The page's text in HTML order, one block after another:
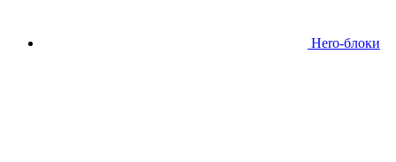
Hero-блоки